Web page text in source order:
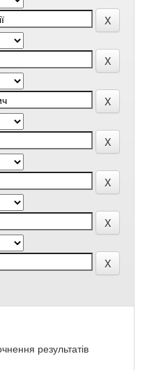
результатів